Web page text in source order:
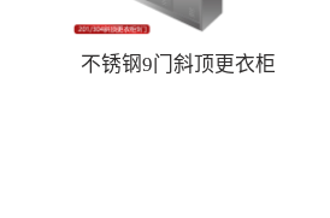
不锈钢9门斜顶更衣柜